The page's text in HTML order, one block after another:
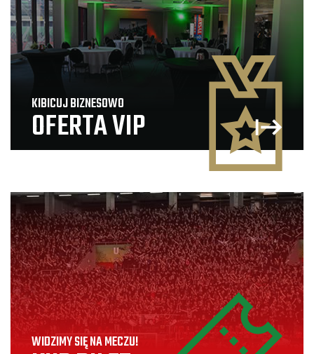
KIBICUJ BIZNESOWO
OFERTA VIP
WIDZIMY SIĘ NA MECZU!